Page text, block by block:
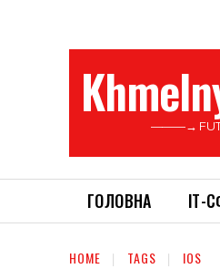
———→
ГОЛОВНА ІТ-
HOME TAGS IOS